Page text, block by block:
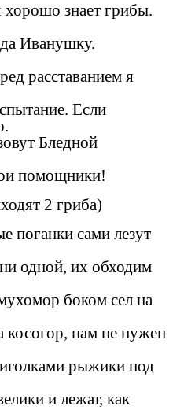
знает грибы.
я
Если
Бледной
сами лезут
их обходим
боком сел на
нам не нужен
рыжики под
и лежат, как